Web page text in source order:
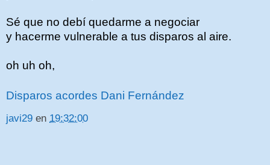
Sé que no debí quedarme a negociar
y hacerme vulnerable a tus disparos al aire.
oh uh oh,
Disparos acordes Dani Fernández
javi29 en 19:32:00